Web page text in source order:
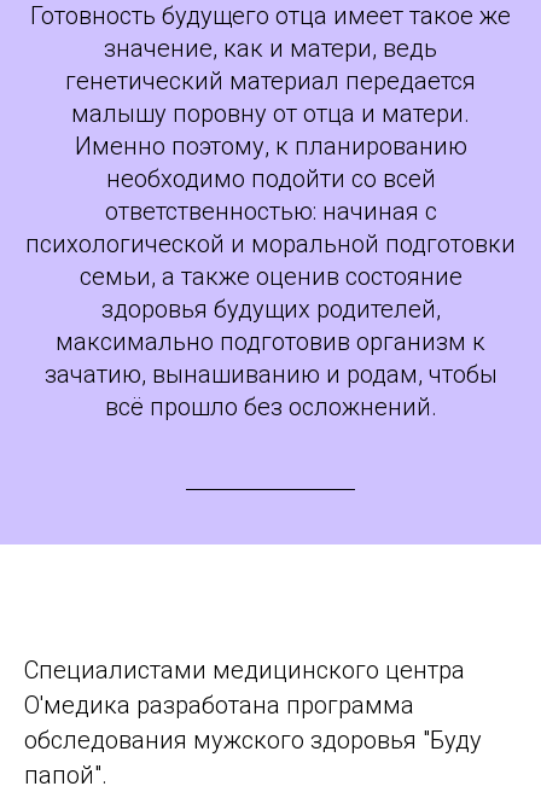
Готовность будущего отца имеет такое же
значение, как и матери, ведь
генетический материал передается
малышу поровну от отца и матери.
Именно поэтому, к планированию
необходимо подойти со всей
ответственностью: начиная с
психологической и моральной подготовки
семьи, а также оценив состояние
здоровья будущих родителей,
максимально подготовив организм к
зачатию, вынашиванию и родам, чтобы
всё прошло без осложнений.
Специалистами медицинского центра
О'медика разработана программа
обследования мужского здоровья "Буду
папой".